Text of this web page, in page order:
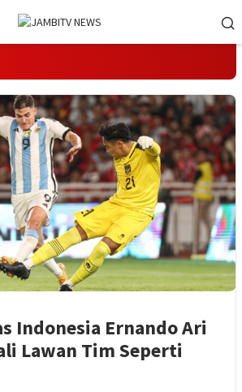
Indonesia Ernando Ari
Lawan Tim Seperti